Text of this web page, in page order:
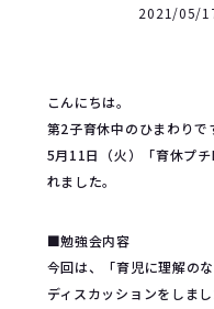
2021/05/
こんにちは。
第2子育休中のひまわりで
5月11日（火）「育休プ
れました。
■勉強会内容
今回は、「育児に理解の
ディスカッションをしまし